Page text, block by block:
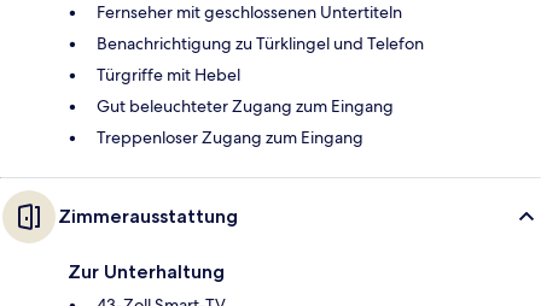
Fernseher mit geschlossenen Untertiteln
Benachrichtigung zu Türklingel und Telefon
Türgriffe mit Hebel
Gut beleuchteter Zugang zum Eingang
Treppenloser Zugang zum Eingang
Zimmerausstattung
Zur Unterhaltung